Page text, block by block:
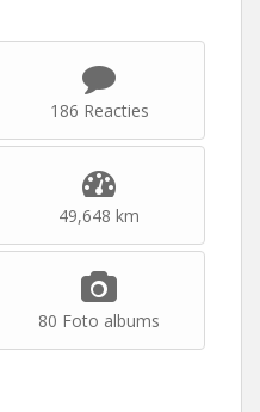
186 Reacties
49,648 km
80 Foto albums